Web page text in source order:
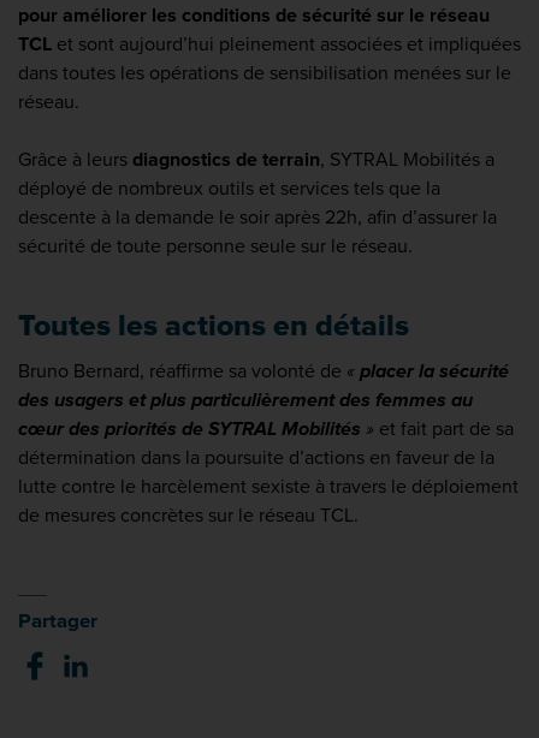
pour améliorer les conditions de sécurité sur le réseau
TCL et sont aujourd’hui pleinement associées et impliquées
dans toutes les opérations de sensibilisation menées sur le
réseau.
Grâce à leurs diagnostics de terrain, SYTRAL Mobilités a
déployé de nombreux outils et services tels que la
descente à la demande le soir après 22h, afin d’assurer la
sécurité de toute personne seule sur le réseau.
Toutes les actions en détails
Bruno Bernard, réaffirme sa volonté de « placer la sécurité
des usagers et plus particulièrement des femmes au
cœur des priorités de SYTRAL Mobilités » et fait part de sa
détermination dans la poursuite d’actions en faveur de la
lutte contre le harcèlement sexiste à travers le déploiement
de mesures concrètes sur le réseau TCL.
Partager